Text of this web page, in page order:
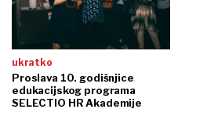
ukratko
Proslava 10. godišnjice
edukacijskog programa
SELECTIO HR Akademije